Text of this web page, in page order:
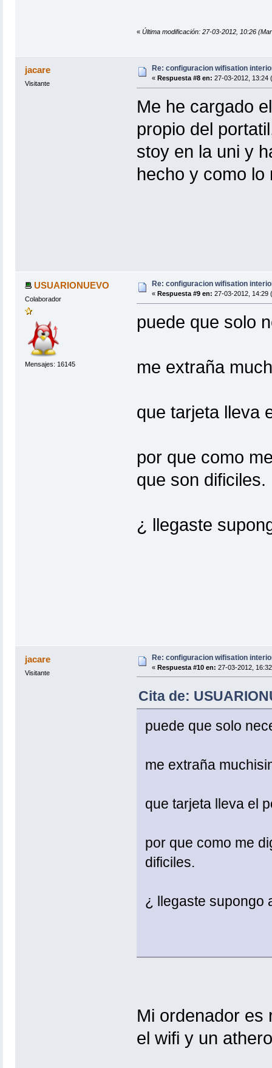
« Última modificación: 27-03-2012, 10:26
jacare
Visitante
Re: configuracion wifisation
« Respuesta #8 en: 27-03-2012, 13:24
Me he cargado
propio del
stoy en la uni y
hecho y como lo
USUARIONUEVO
Colaborador
Mensajes: 16145
Re: configuracion wifisation
« Respuesta #9 en: 27-03-2012, 14:29
puede que solo
me extraña
que tarjeta lleva
por que como
que son dificiles.
¿ llegaste
jacare
Visitante
Re: configuracion wifisation
« Respuesta #10 en: 27-03-2012,
Cita de:
puede que solo
me extraña
que tarjeta lleva el
por que como me
dificiles.
¿ llegaste supongo
Mi ordenador es
el wifi y un